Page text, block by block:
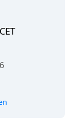
CET